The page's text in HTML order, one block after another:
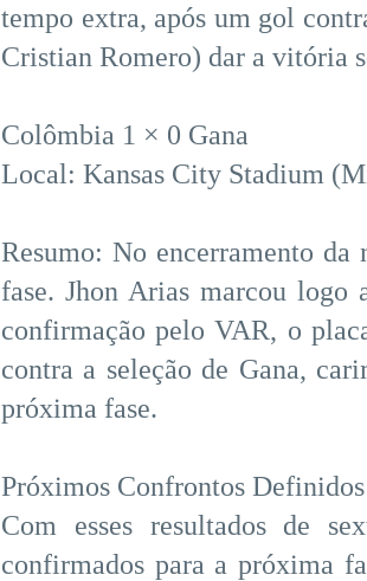
tempo extra, após um gol
Cristian Romero) dar a vitória
Colômbia 1 × 0 Gana
Local: Kansas City Stadium
Resumo: No encerramento
fase. Jhon Arias marcou logo
confirmação pelo VAR, o
contra a seleção de Gana,
próxima fase.
Próximos Confrontos
Com esses resultados de
confirmados para a próxima